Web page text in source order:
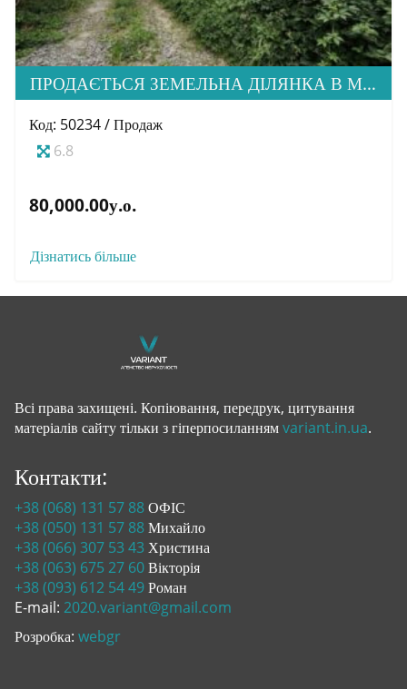
ПРОДАЄТЬСЯ ЗЕМЕЛЬНА ДІЛЯНКА В М. УЖГОРОД
Код: 50234 / Продаж
6.8
80,000.00у.о.
Дізнатись більше
Всі права захищені. Копіювання, передрук, цитування
матеріалів сайту тільки з гіперпосиланнямvariant.in.ua.
Контакти:
+38 (068) 131 57 88ОФІС
+38 (050) 131 57 88Михайло
+38 (066) 307 53 43 Христина
+38 (063) 675 27 60Вікторія
+38 (093) 612 54 49Роман
E-mail: 2020.variant@gmail.com
Розробка: webgr